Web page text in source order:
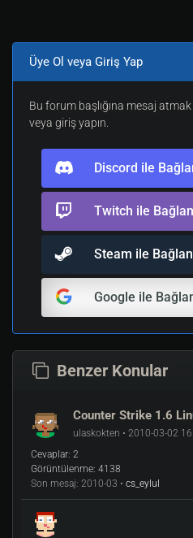
Son olarak metamodumuzu
için
/home/cs1/cstrike
dosyasını
nano /Bağlantı yolu/
r adı/cstrike/
işlemi ile
gamedll_linux "dlls/
satırını
mod_i386.so"
ile düzeltiyoruz ve kurulum
2.2 ) Amxmodx
İlk olarak
Üye Ol veya Giriş Yap
Bu forum başlığına mesaj
veya giriş yapın.
Discord ile
Twitch ile Bağlan
Steam ile Bağlan
Google ile
Benzer Konular
Counter Strike 1.6
ulaskokten • 2010-03-02
Cevaplar: 2
Görüntülenme: 4138
Son mesaj: 2010-03 • cs_eylul